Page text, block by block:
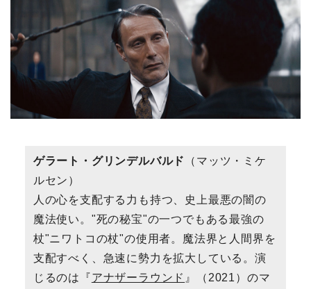
ゲラート・グリンデルバルド
（マッツ・ミケ
ルセン）
人の心を支配する力も持つ、史上最悪の闇の
魔法使い。"死の秘宝"の一つでもある最強の
杖"ニワトコの杖"の使用者。魔法界と人間界を
支配すべく、急速に勢力を拡大している。演
じるのは『アナザーラウンド 』（2021）のマ